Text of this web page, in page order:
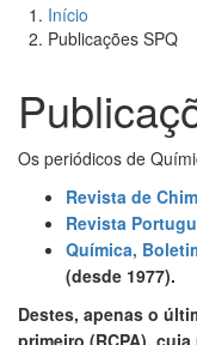
Início
Publicações SPQ
Os periódicos de
Revista de
Revista
Química,
(desde 1977).
Destes, apenas o
primeiro (RCPA),